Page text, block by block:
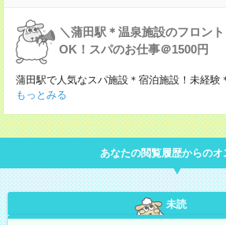
＼蒲田駅＊温泉施設のフロン
OK！スパのお仕事＠1500円
蒲田駅で人気なスパ施設＊宿泊施設！未経験
もっとみる
あなたの閲覧履歴からのオ
未読